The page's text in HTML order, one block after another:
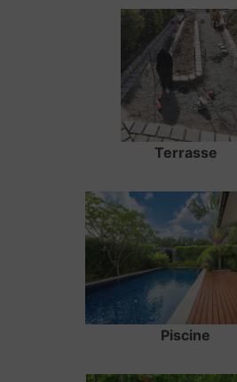
Terrasse
Piscine